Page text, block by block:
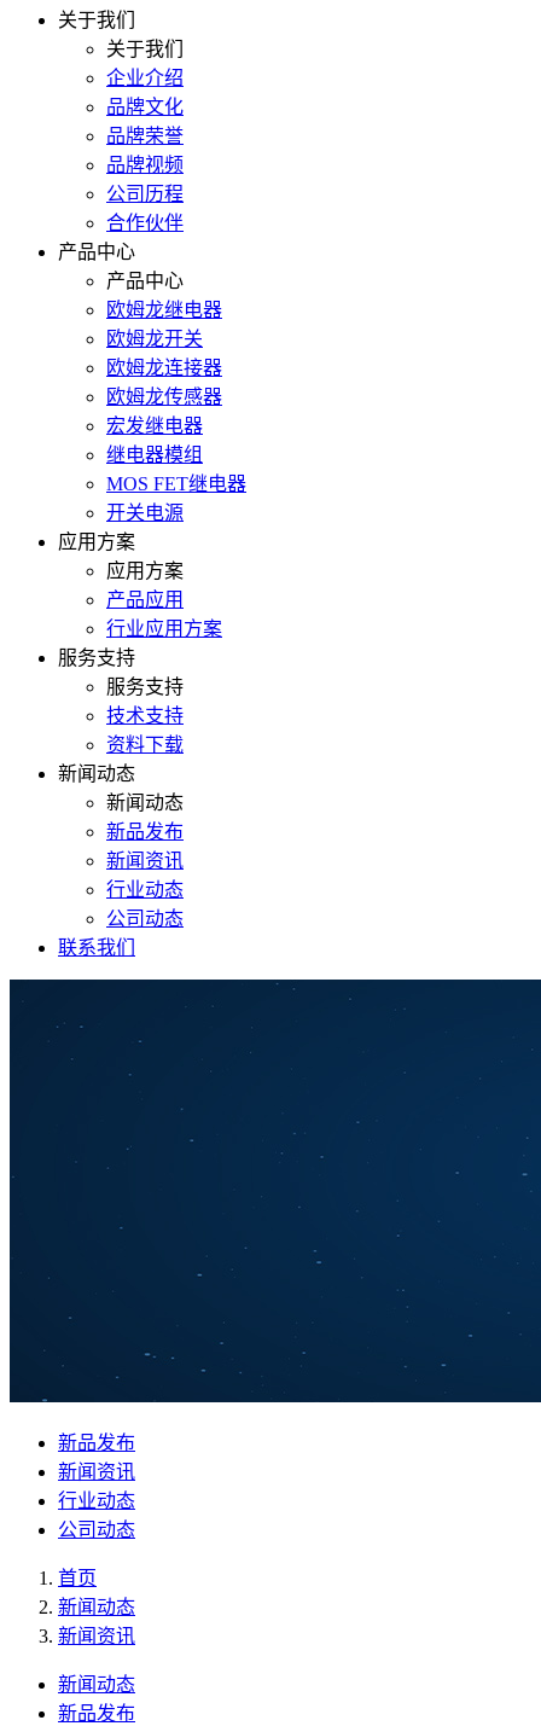
关于我们
关于我们
企业介绍
品牌文化
品牌荣誉
品牌视频
公司历程
合作伙伴
产品中心
产品中心
欧姆龙继电器
欧姆龙开关
欧姆龙连接器
欧姆龙传感器
宏发继电器
继电器模组
MOS FET继电器
开关电源
应用方案
应用方案
产品应用
行业应用方案
服务支持
服务支持
技术支持
资料下载
新闻动态
新闻动态
新品发布
新闻资讯
行业动态
公司动态
联系我们
新品发布
新闻资讯
行业动态
公司动态
首页
新闻动态
新闻资讯
新闻动态
新品发布